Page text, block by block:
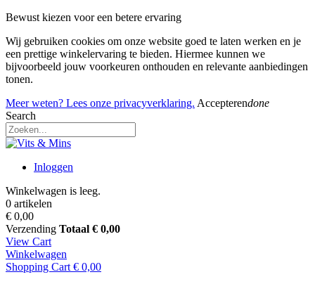
Bewust kiezen voor een betere ervaring
Wij gebruiken cookies om onze website goed te laten werken en je
een prettige winkelervaring te bieden. Hiermee kunnen we
bijvoorbeeld jouw voorkeuren onthouden en relevante aanbiedingen
tonen.
Meer weten? Lees onze privacyverklaring. Accepterendone
Search
Inloggen
Winkelwagen is leeg.
0 artikelen
€ 0,00
Verzending Totaal € 0,00
View Cart
Winkelwagen
Shopping Cart € 0,00